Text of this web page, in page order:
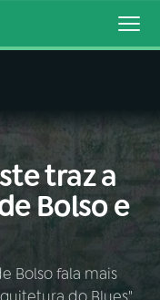
traz a
Bolso e
Bolso fala mais